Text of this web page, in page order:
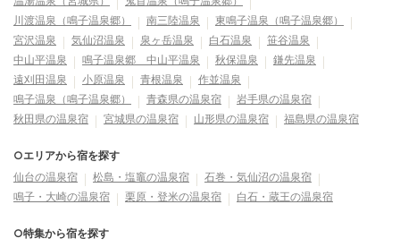
川渡温泉（鳴子温泉郷）
南三陸温泉
東鳴子温泉（鳴子温泉郷）
宮沢温泉
気仙沼温泉 泉ヶ岳温泉 白石温泉
笹谷温泉
中山平温泉
鳴子温泉郷 中山平温泉 秋保温泉
鎌先温泉
遠刈田温泉
小原温泉 青根温泉
作並温泉
鳴子温泉（鳴子温泉郷）
青森県の温泉宿
岩手県の温泉宿
秋田県の温泉宿
宮城県の温泉宿 山形県の温泉宿 福島県の温泉宿
○エリアから宿を探す
仙台の温泉宿
松島・塩竈の温泉宿
石巻・気仙沼の温泉宿
鳴子・大崎の温泉宿
栗原・登米の温泉宿 白石・蔵王の温泉宿
○特集から宿を探す